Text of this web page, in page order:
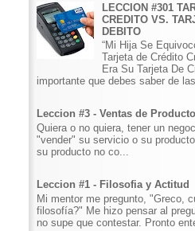
LECCION #301
CREDITO VS.
DEBITO
“Mi Hija Se
Tarjeta de Crédito
Era Su Tarjeta De
importante que debes saber de
Leccion #3 - Ventas de Producto
Quiera o no quiera, tener un
"vender" su servicio o su
su producto no co...
Leccion #1 - Filosofia y Actitud
Mi mentor me pregunto, "Greco,
filosofía?" Me hizo pensar al
no supe que contestar. Pronto